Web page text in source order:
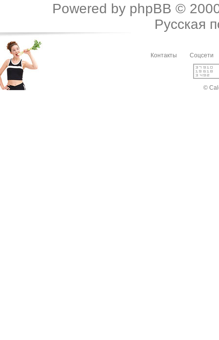
Powered by phpBB ©
Русская
Контакты Соцсети
©